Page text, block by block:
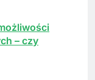
– czy